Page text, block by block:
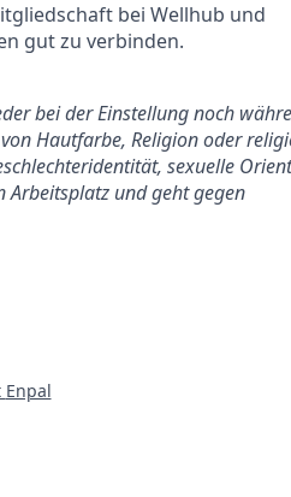
bei Wellhub und
gut zu verbinden.
bei der Einstellung noch
Hautfarbe, Religion oder
sexuelle
Arbeitsplatz und geht gegen
Enpal